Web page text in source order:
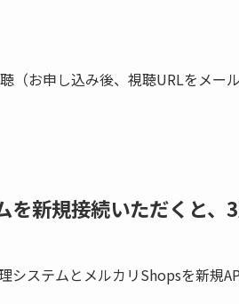
（お申し込み後、視聴URLをメー
を新規接続いただくと、
システムとメルカリShopsを新規